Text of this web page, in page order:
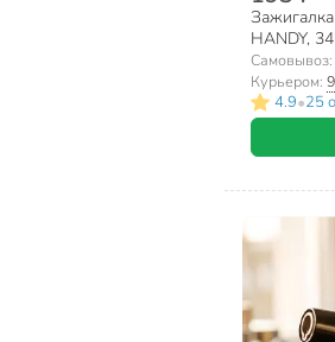
HANDY,
Самовывоз:
Курьером:
4.9•25